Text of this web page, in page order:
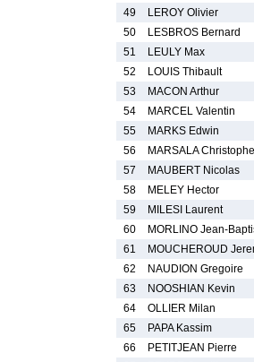
49
LEROY Olivier
50
LESBROS Bernard
51
LEULY Max
52
LOUIS Thibault
53
MACON Arthur
54
MARCEL Valentin
55
MARKS Edwin
56
MARSALA Christophe
57
MAUBERT Nicolas
58
MELEY Hector
59
MILESI Laurent
60
MORLINO Jean-
61
MOUCHEROUD
62
NAUDION Gregoire
63
NOOSHIAN Kevin
64
OLLIER Milan
65
PAPA Kassim
66
PETITJEAN Pierre